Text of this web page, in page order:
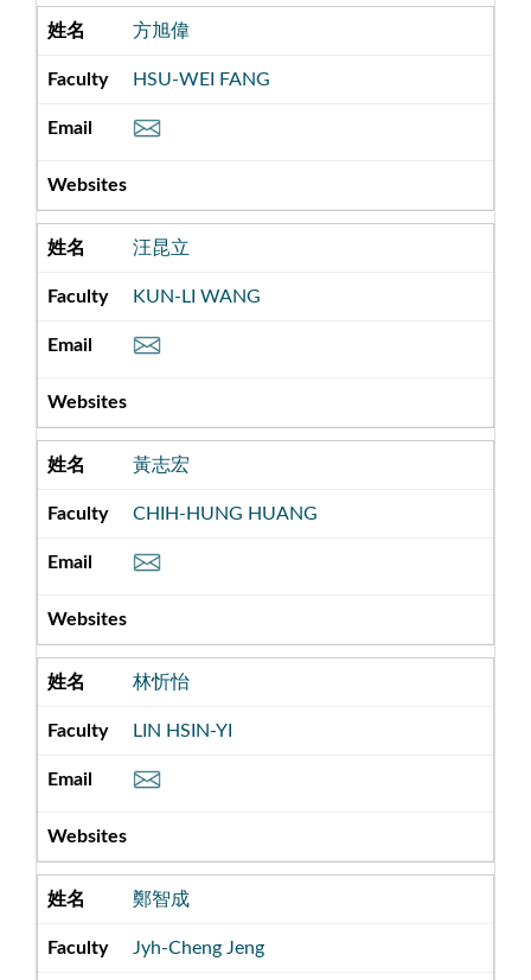
方旭偉
HSU-WEI FANG
汪昆立
KUN-LI WANG
黃志宏
CHIH-HUNG HUANG
林忻怡
LIN HSIN-YI
鄭智成
Jyh-Cheng Jeng